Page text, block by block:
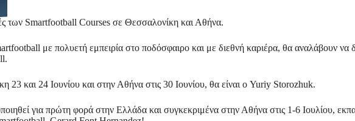
των Smartfootball Courses σε Θεσσαλονίκη και Αθήνα.
με πολυετή εμπειρία στο ποδόσφαιρο και με διεθνή καριέρα, θα αναλάβουν
και 24 Ιουνίου και στην Αθήνα στις 30 Ιουνίου, θα είναι ο Yuriy Storozhuk.
για πρώτη φορά στην Ελλάδα και συγκεκριμένα στην Αθήνα στις 1-6 Ιουλίου,